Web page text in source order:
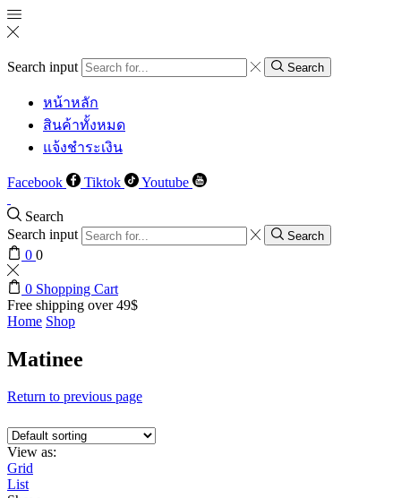
Search input Search
หน้าหลัก
สินค้าทั้งหมด
แจ้งชำระเงิน
Facebook Tiktok Youtube
Search
Search input
Search
0 0
0 Shopping Cart
Free shipping over 49$
Home Shop
Matinee
Return to previous page
View as:
Grid
List